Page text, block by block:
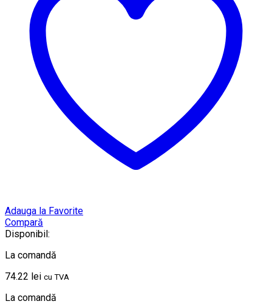
Adauga la Favorite
Compară
Disponibil:
La comandă
74.22 lei cu TVA
La comandă